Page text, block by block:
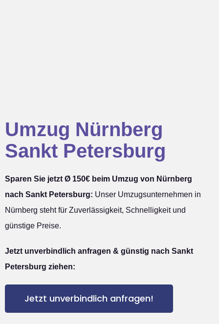
Umzug Nürnberg
Sankt Petersburg
Sparen Sie jetzt Ø 150€ beim Umzug von Nürnberg
nach Sankt Petersburg: Unser Umzugsunternehmen in
Nürnberg steht für Zuverlässigkeit, Schnelligkeit und
günstige Preise.
Jetzt unverbindlich anfragen & günstig nach Sankt
Petersburg ziehen:
Jetzt unverbindlich anfragen!